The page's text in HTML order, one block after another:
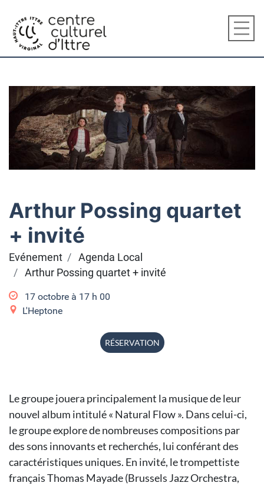
Arthur Possing quartet
+ invité
Evénement
Agenda Local
Arthur Possing quartet + invité
17 octobre à 17 h 00
L'Heptone
RÉSERVATION
Le groupe jouera principalement la musique de leur
nouvel album intitulé « Natural Flow ». Dans celui-ci,
le groupe explore de nombreuses compositions par
des sons innovants et recherchés, lui conférant des
caractéristiques uniques. En invité, le trompettiste
français Thomas Mayade (Brussels Jazz Orchestra,